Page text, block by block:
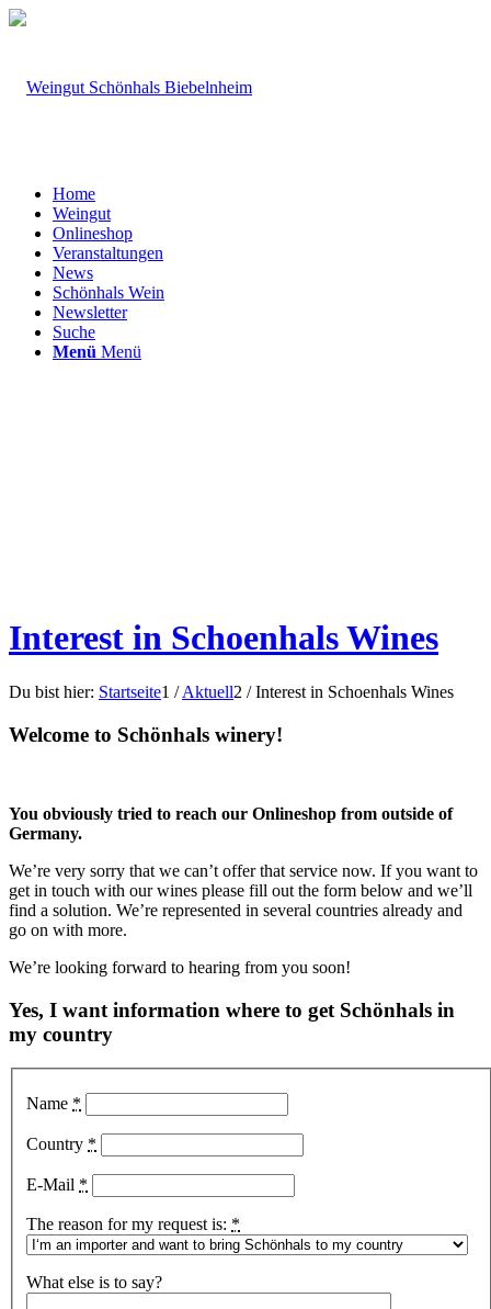
Home
Weingut
Onlineshop
Veranstaltungen
News
Schönhals Wein
Newsletter
Suche
Menü Menü
Interest in Schoenhals Wines
Du bist hier: Startseite1 / Aktuell2 / Interest in Schoenhals Wines
Welcome to Schönhals winery!
You obviously tried to reach our Onlineshop from outside of
Germany.
We’re very sorry that we can’t offer that service now. If you want to
get in touch with our wines please fill out the form below and we’ll
find a solution. We’re represented in several countries already and
go on with more.
We’re looking forward to hearing from you soon!
Yes, I want information where to get Schönhals in
my country
Name *
Country *
E-Mail *
The reason for my request is: *
What else is to say?